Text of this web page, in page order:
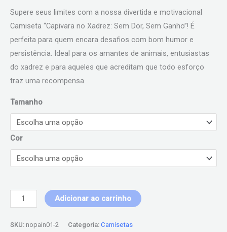
Supere seus limites com a nossa divertida e motivacional
Camiseta “Capivara no Xadrez: Sem Dor, Sem Ganho”! É
perfeita para quem encara desafios com bom humor e
persistência. Ideal para os amantes de animais, entusiastas
do xadrez e para aqueles que acreditam que todo esforço
traz uma recompensa.
Tamanho
Cor
Adicionar ao carrinho
SKU: nopain01-2 Categoria: Camisetas